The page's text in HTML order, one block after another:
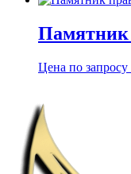
Памятник
Цена по запросу